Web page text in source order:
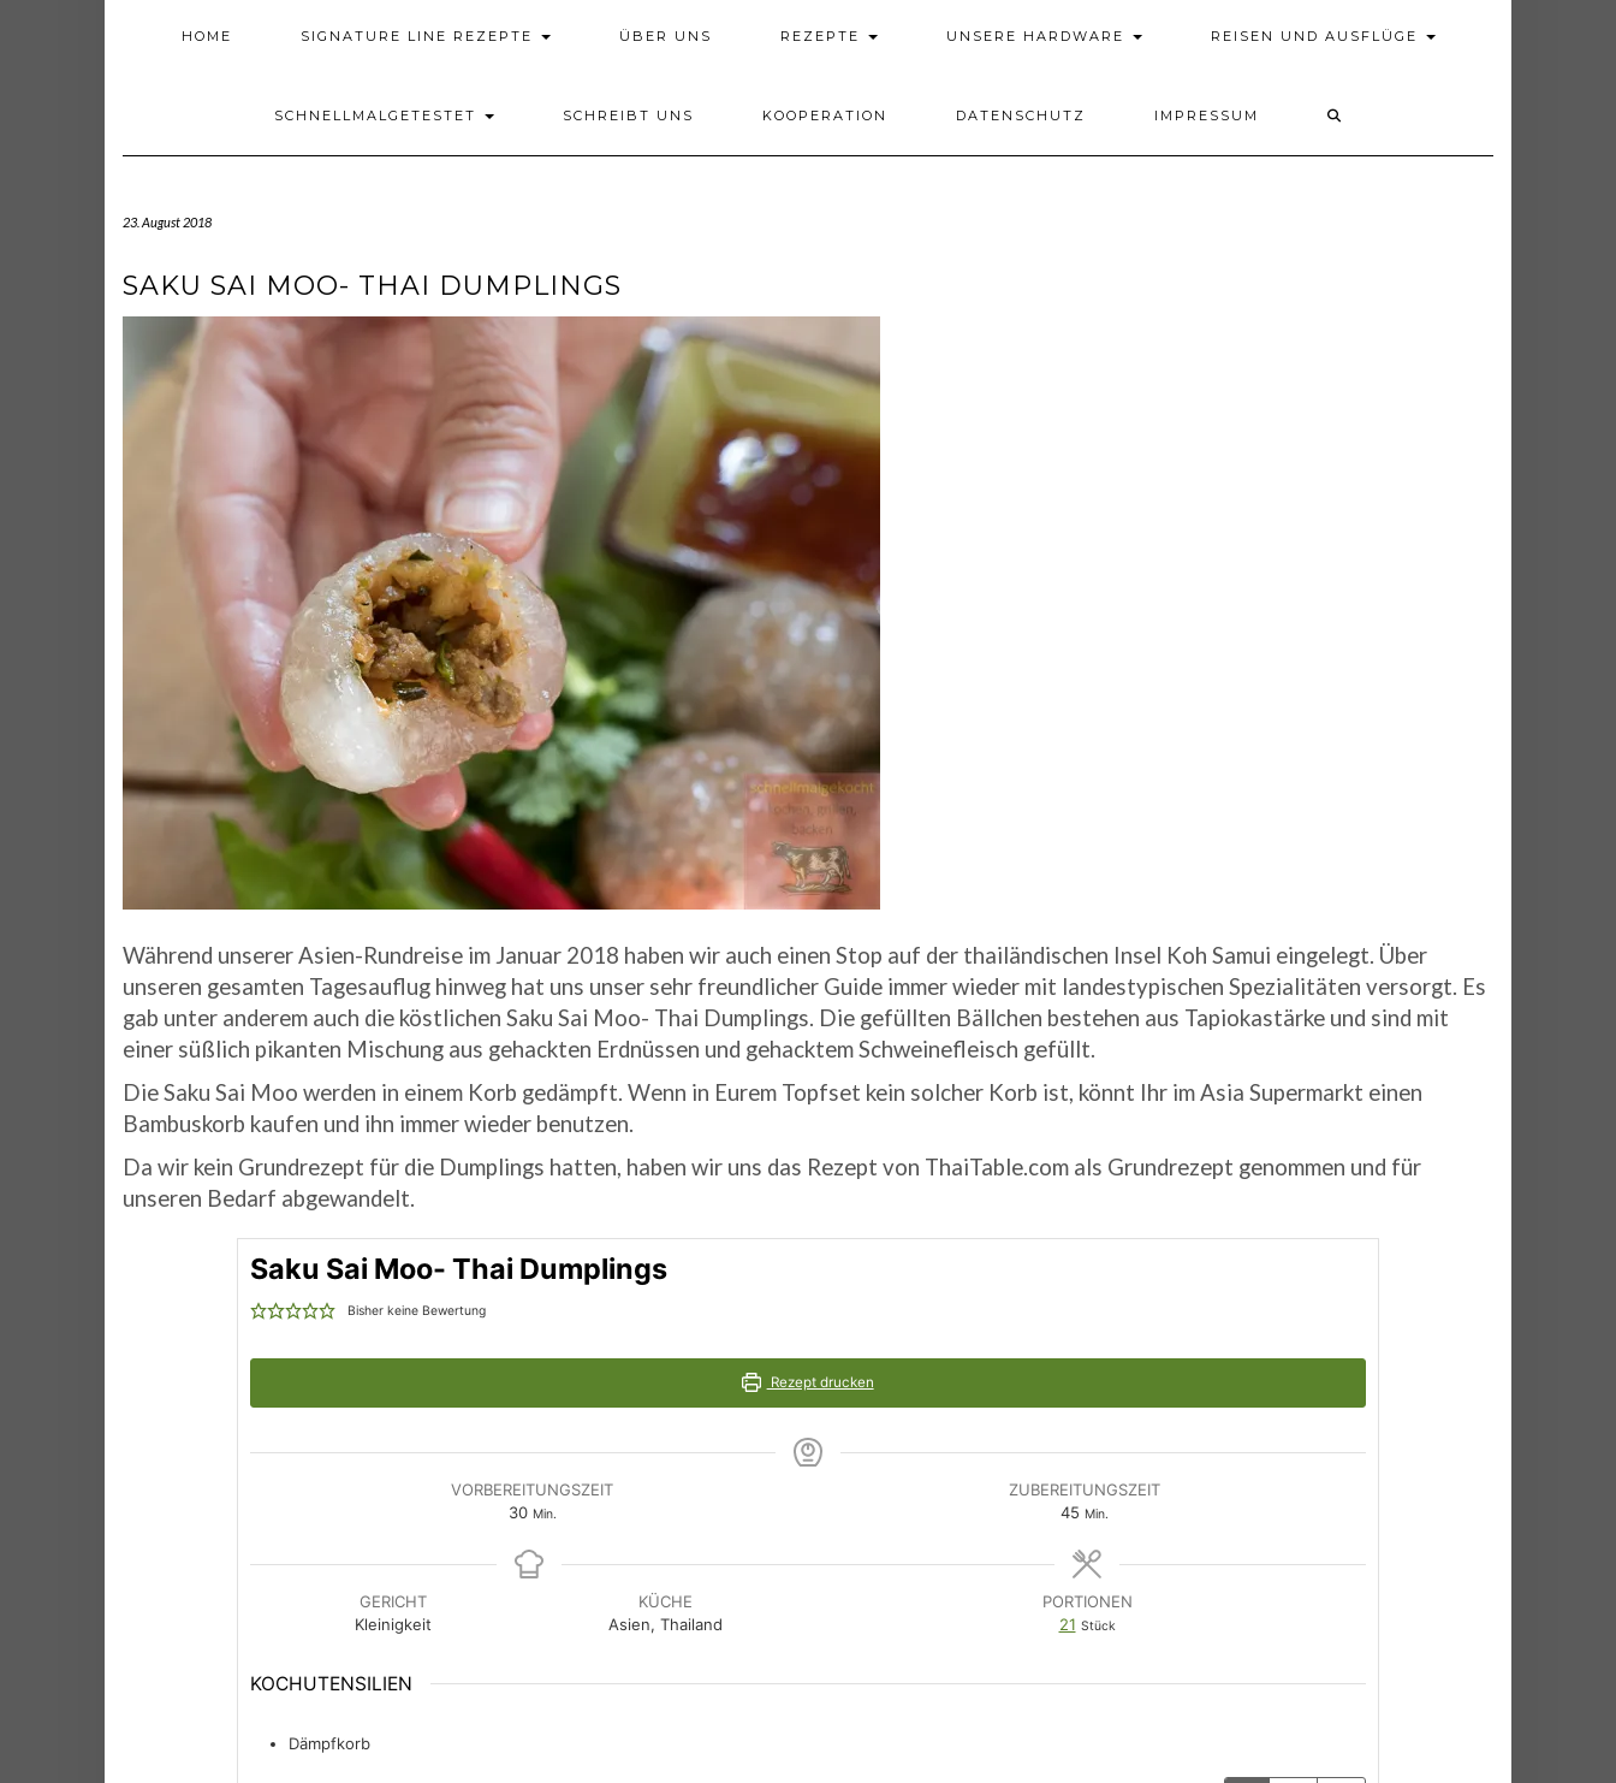
HOME SIGNATURE LINE REZEPTE ÜBER UNS REZEPTE UNSERE HARDWARE REISEN UND AUSFLÜGE
SCHNELLMALGETESTET SCHREIBT UNS KOOPERATION DATENSCHUTZ IMPRESSUM
23. August 2018
SAKU SAI MOO- THAI DUMPLINGS
Während unserer Asien-Rundreise im Januar 2018 haben wir auch einen Stop auf der thailändischen Insel Koh Samui eingelegt. Über
unseren gesamten Tagesauflug hinweg hat uns unser sehr freundlicher Guide immer wieder mit landestypischen Spezialitäten versorgt. Es
gab unter anderem auch die köstlichen Saku Sai Moo- Thai Dumplings. Die gefüllten Bällchen bestehen aus Tapiokastärke und sind mit
einer süßlich pikanten Mischung aus gehackten Erdnüssen und gehacktem Schweinefleisch gefüllt.
Die Saku Sai Moo werden in einem Korb gedämpft. Wenn in Eurem Topfset kein solcher Korb ist, könnt Ihr im Asia Supermarkt einen
Bambuskorb kaufen und ihn immer wieder benutzen.
Da wir kein Grundrezept für die Dumplings hatten, haben wir uns das Rezept von ThaiTable.com als Grundrezept genommen und für
unseren Bedarf abgewandelt.
Saku Sai Moo- Thai Dumplings
Bisher keine Bewertung
Rezept drucken
VORBEREITUNGSZEIT
30Minuten
Min.
ZUBEREITUNGSZEIT
45Minuten
Min.
GERICHT
Kleinigkeit
KÜCHE
Asien, Thailand
PORTIONEN
21 Stück
KOCHUTENSILIEN
Dämpfkorb